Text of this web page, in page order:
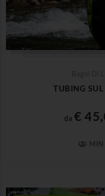
TUBING SUL
da €
MIN